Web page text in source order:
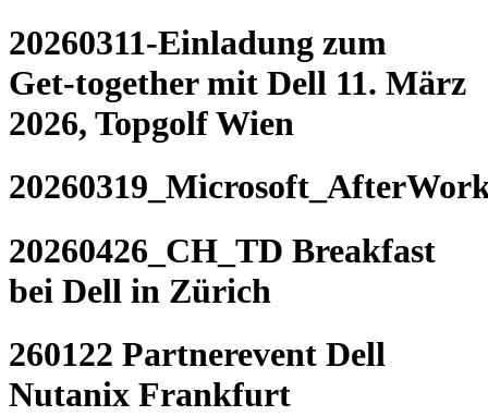
20260311-Einladung zum
Get‑together mit Dell 11. März
2026, Topgolf Wien
20260426_CH_TD Breakfast
bei Dell in Zürich
260122 Partnerevent Dell
Nutanix Frankfurt